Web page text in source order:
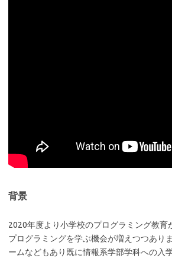
背景
2020年度より小学校のプログラミング教育
プログラミングを学ぶ機会が増えつつあり
ームなどもあり既に情報系学部学科への入